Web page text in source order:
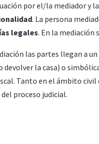
por el/la mediador y
. La persona
legales. En la mediación
las partes llegan a
devolver la casa) o
Tanto en el ámbito civil
proceso judicial.